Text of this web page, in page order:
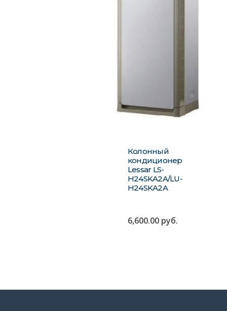
Колонный
кондиционер
Lessar LS-
H24SKA2A/LU-
H24SKA2A
6,600.00 руб.